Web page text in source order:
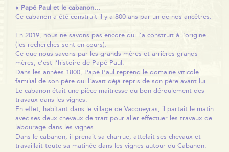
« Papé Paul et le cabanon...
Ce cabanon a été construit il y a 800 ans par un de nos ancêtres.
En 2019, nous ne savons pas encore qui l’a construit à l’origine
(les recherches sont en cours).
Ce que nous savons par les grands-mères et arrières grands-
mères, c’est l’histoire de Papé Paul.
Dans les années 1800, Papé Paul reprend le domaine viticole
familial de son père qui l’avait déjà repris de son père avant lui.
Le cabanon était une pièce maîtresse du bon déroulement des
travaux dans les vignes.
En effet, habitant dans le village de Vacqueyras, il partait le matin
avec ses deux chevaux de trait pour aller effectuer les travaux de
labourage dans les vignes.
Dans le cabanon, il prenait sa charrue, attelait ses chevaux et
travaillait toute sa matinée dans les vignes autour du Cabanon.